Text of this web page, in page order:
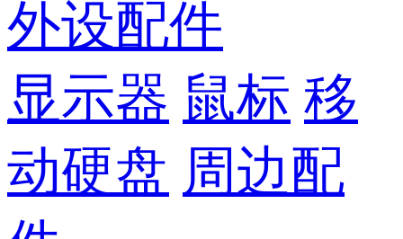
外设配件
显示器 鼠标 移
动硬盘 周边配